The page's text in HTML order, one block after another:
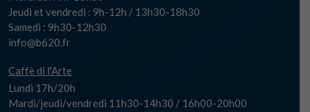
Jeudi et vendredi : 9h-12h / 13h30-18h30
Samedi : 9h30-12h30
info@b620.fr
Caffè di l'Arte
Lundi 17h/20h
Mardi/jeudi/vendredi 11h30-14h30 / 16h00-20h00